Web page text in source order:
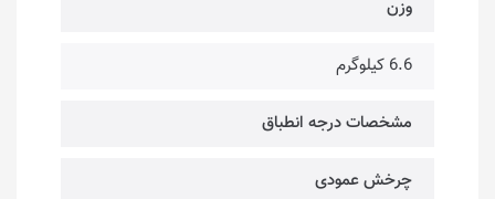
وزن
6.6 کیلوگرم
مشخصات درجه انطباق
چرخش عمودی